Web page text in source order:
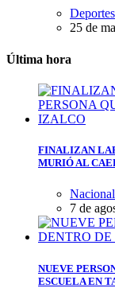
Deportes
25 de
Última hora
FINALIZAN
MURIÓ AL
7 de
NUEVE
ESCUELA EN